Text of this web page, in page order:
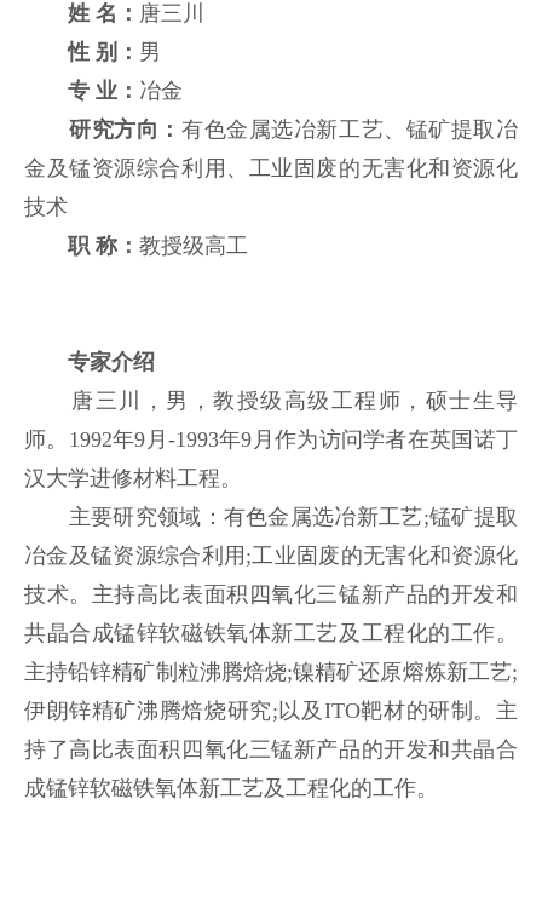
姓 名： 唐三川
性 别： 男
专 业： 冶金
研究方向：有色金属选冶新工艺、锰矿提取冶
金及锰资源综合利用、工业固废的无害化和资源化
技术
职 称： 教授级高工
专家介绍
唐三川，男，教授级高级工程师，硕士生导
师。1992年9月-1993年9月作为访问学者在英国诺丁
汉大学进修材料工程。
主要研究领域：有色金属选冶新工艺;锰矿提取
冶金及锰资源综合利用;工业固废的无害化和资源化
技术。主持高比表面积四氧化三锰新产品的开发和
共晶合成锰锌软磁铁氧体新工艺及工程化的工作。
主持铅锌精矿制粒沸腾焙烧;镍精矿还原熔炼新工艺;
伊朗锌精矿沸腾焙烧研究;以及ITO靶材的研制。主
持了高比表面积四氧化三锰新产品的开发和共晶合
成锰锌软磁铁氧体新工艺及工程化的工作。